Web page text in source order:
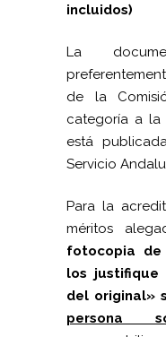
incluidos)
La
de la
categoría a la
está
Servicio
Para la
méritos
fotocopia de
los justifique
del original»
persona